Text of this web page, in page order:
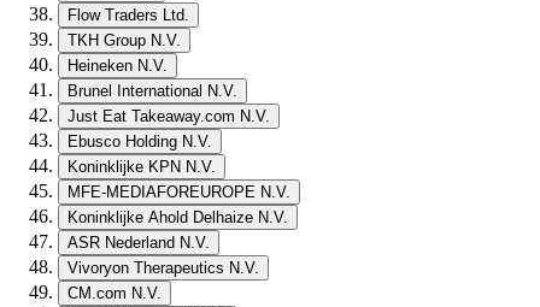
Flow Traders Ltd.
TKH Group N.V.
Heineken N.V.
Brunel International N.V.
Just Eat Takeaway.com N.V.
Ebusco Holding N.V.
Koninklijke KPN N.V.
MFE-MEDIAFOREUROPE N.V.
Koninklijke Ahold Delhaize N.V.
ASR Nederland N.V.
Vivoryon Therapeutics N.V.
CM.com N.V.